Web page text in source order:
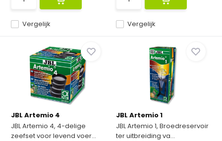
Vergelijk Vergelijk
JBL Artemio 4
JBL Artemio 4, 4-delige
zeefset voor levend voer...
JBL Artemio 1
JBL Artemio 1, Broedreservoir
ter uitbreiding va...